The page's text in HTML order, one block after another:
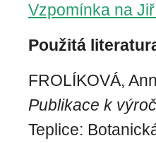
Vzpomínka na
Použitá
FROLÍKOVÁ,
Publikace k
Teplice: